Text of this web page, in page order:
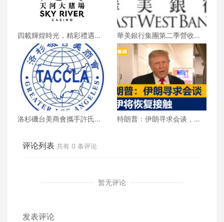
四載輝煌時光，精彩禮遇歡
慶一整月
華美銀行集團第二季營收創
新高 每股收益年增18%
洛杉磯台美商會攜手許氏參
特朗普：伊朗寻求会谈，美
评论列表 共有 0 条评论
暂无评论
发表评论